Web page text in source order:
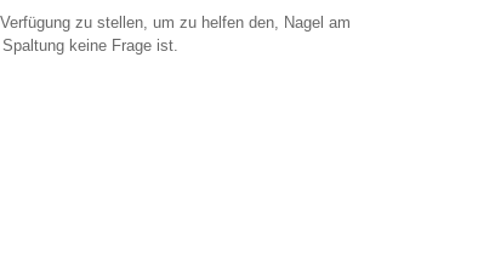
zu stellen, um zu helfen den, Nagel am
keine Frage ist.